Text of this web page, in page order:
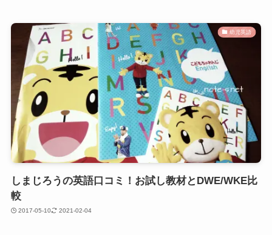
幼児英語
しまじろうの英語口コミ！お試し教材とDWE/WKE比
較
2017-05-10 2021-02-04